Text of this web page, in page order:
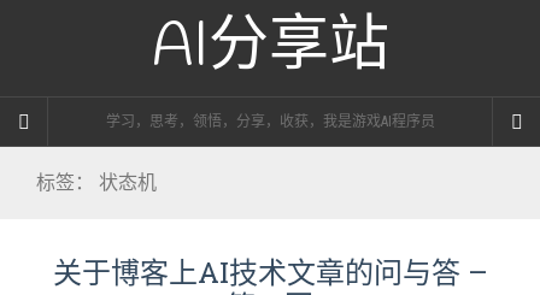
AI分享站
学习，思考，领悟，分享，收获，我是游戏AI程序员
标签： 状态机
关于博客上AI技术文章的问与答 –